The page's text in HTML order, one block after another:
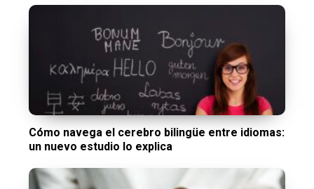
Cómo navega el cerebro bilingüe entre idiomas:
un nuevo estudio lo explica